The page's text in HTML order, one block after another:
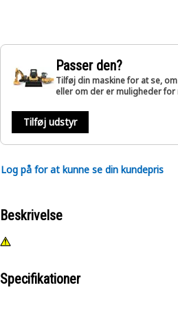
Passer den?
Tilføj din maskine for at se,
eller om der er muligheder
Tilføj udstyr
Log på for at kunne se din kundepris
Beskrivelse
Specifikationer